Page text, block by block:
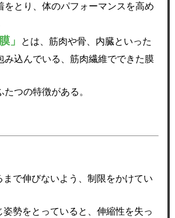
をとり、体のパフォーマンスを高め
」
とは、筋肉や骨、内臓といった
み込んでいる、筋肉繊維でできた膜
つの特徴がある。
まで伸びないよう、制限をかけてい
姿勢をとっていると、伸縮性を失っ